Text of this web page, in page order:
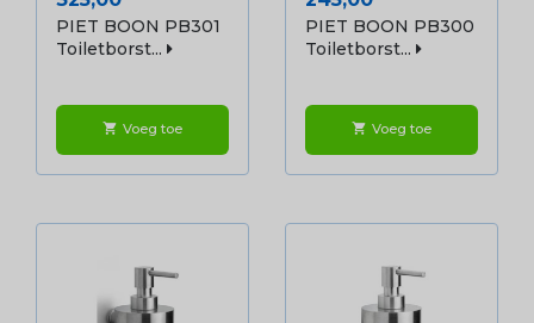
PIET BOON PB301
Toiletborst...
shopping_cart Voeg toe
PIET BOON PB300
Toiletborst...
shopping_cart Voeg toe